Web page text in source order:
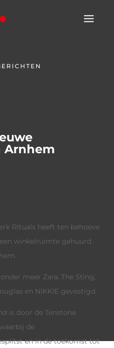
Arnhem
Rituals heeft ten behoeve
winkelruimte gehuurd
meer Zara, The Sting,
en NIKKIE gevestigd.
is door de Tenstone
de
en in de toekomst tot